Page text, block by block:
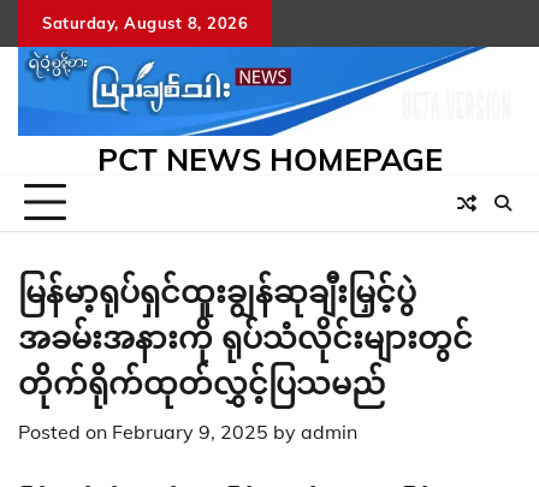
to
content
Saturday, August 8, 2026
PCT NEWS HOMEPAGE
မြန်မာ့ရုပ်ရှင်ထူးချွန်ဆုချီးမြှင့်ပွဲ
အခမ်းအနားကို ရုပ်သံလိုင်းများတွင်
တိုက်ရိုက်ထုတ်လွှင့်ပြသမည်
Posted on February 9, 2025 by admin